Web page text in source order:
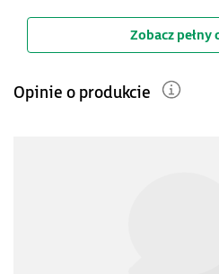
Zobacz pełny
Opinie o produkcie